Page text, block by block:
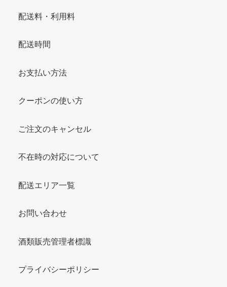
配送料・利用料
配送時間
お支払い方法
クーポンの使い方
ご注文のキャンセル
不在時の対応について
配送エリア一覧
お問い合わせ
酒類販売管理者標識
プライバシーポリシー